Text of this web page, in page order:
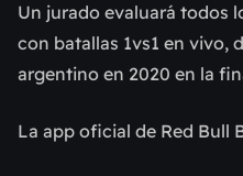
Un jurado evaluará todos
con batallas 1vs1 en vivo,
argentino en 2020 en la
La app oficial de Red Bull